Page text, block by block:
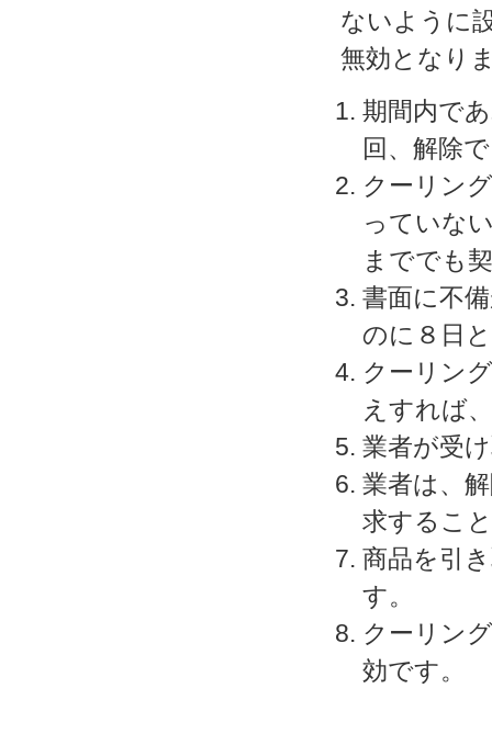
ないように
無効となり
期間内で
回、解除
クーリン
っていな
まででも
書面に不
のに８日
クーリン
えすれば
業者が受
業者は、
求するこ
商品を引
す。
クーリン
効です。